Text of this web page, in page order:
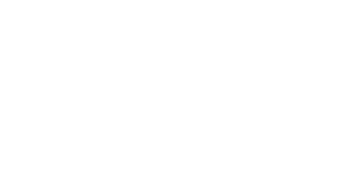
Hey Joe Daily Hair Shampoo
R+Co Sanset Blvd Blonde